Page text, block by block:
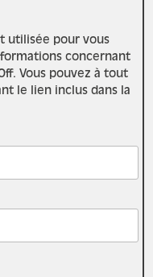
utilisée pour vous
concernant
Vous pouvez à tout
le lien inclus dans la